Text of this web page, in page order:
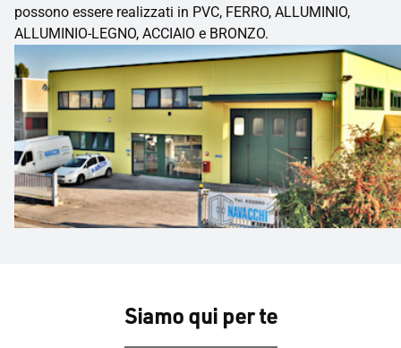
possono essere realizzati in PVC, FERRO, ALLUMINIO,
ALLUMINIO-LEGNO, ACCIAIO e BRONZO.
Siamo qui per te